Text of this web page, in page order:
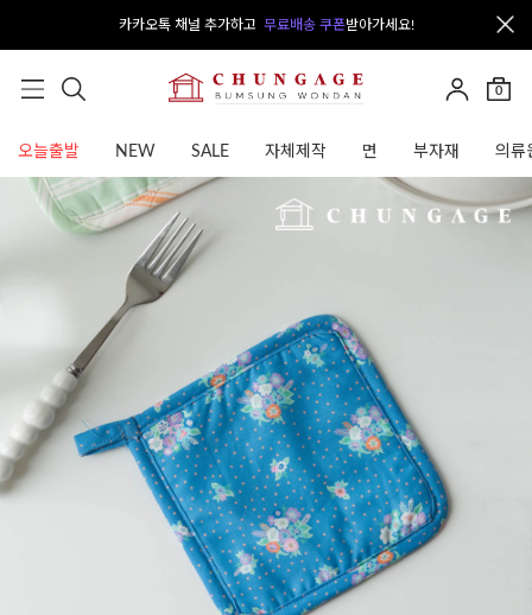
카카오톡 채널 추가하고 무료배송 쿠폰받아가세요!
0
오늘출발 NEW SALE 자체제작 면 부자재 의류